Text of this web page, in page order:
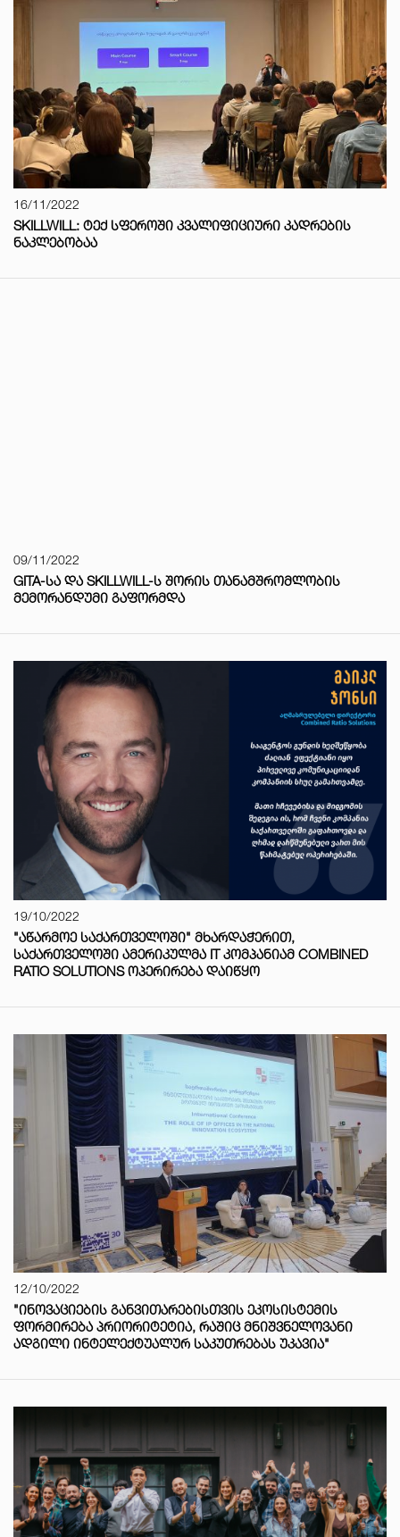
16/11/2022
SKILLWILL: ᲢᲔᲥ ᲡᲤᲔᲠᲝᲨᲘ ᲙᲕᲐᲚᲘᲤᲘᲪᲘᲣᲠᲘ ᲙᲐᲓᲠᲔᲑᲘᲡ
ᲜᲐᲙᲚᲔᲑᲝᲑᲐᲐ
09/11/2022
GITA-ᲡᲐ ᲓᲐ SKILLWILL-Ს ᲨᲝᲠᲘᲡ ᲗᲐᲜᲐᲛᲨᲠᲝᲛᲚᲝᲑᲘᲡ
ᲛᲔᲛᲝᲠᲐᲜᲓᲣᲛᲘ ᲒᲐᲤᲝᲠᲛᲓᲐ
19/10/2022
"ᲐᲬᲐᲠᲛᲝᲔ ᲡᲐᲥᲐᲠᲗᲕᲔᲚᲝᲨᲘ" ᲛᲮᲐᲠᲓᲐᲭᲔᲠᲘᲗ,
ᲡᲐᲥᲐᲠᲗᲕᲔᲚᲝᲨᲘ ᲐᲛᲔᲠᲘᲙᲣᲚᲛᲐ IT ᲙᲝᲛᲞᲐᲜᲘᲐᲛ COMBINED
RATIO SOLUTIONS ᲝᲞᲔᲠᲘᲠᲔᲑᲐ ᲓᲐᲘᲬᲧᲝ
12/10/2022
"ᲘᲜᲝᲕᲐᲪᲘᲔᲑᲘᲡ ᲒᲐᲜᲕᲘᲗᲐᲠᲔᲑᲘᲡᲗᲕᲘᲡ ᲔᲙᲝᲡᲘᲡᲢᲔᲛᲘᲡ
ᲤᲝᲠᲛᲘᲠᲔᲑᲐ ᲞᲠᲘᲝᲠᲘᲢᲔᲢᲘᲐ, ᲠᲐᲨᲘᲪ ᲛᲜᲘᲨᲕᲜᲔᲚᲝᲕᲐᲜᲘ
ᲐᲓᲒᲘᲚᲘ ᲘᲜᲢᲔᲚᲔᲥᲢᲣᲐᲚᲣᲠ ᲡᲐᲙᲣᲗᲠᲔᲑᲐᲡ ᲣᲙᲐᲕᲘᲐ"